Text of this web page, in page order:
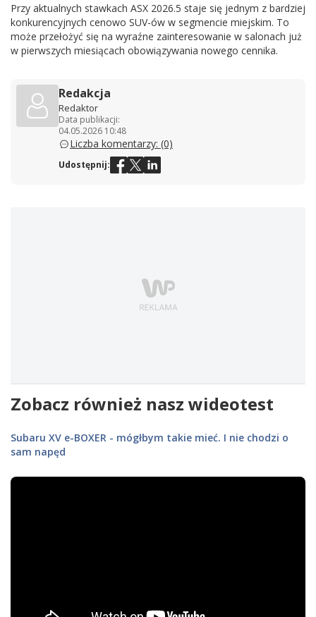
Przy aktualnych stawkach ASX 2026.5 staje się jednym z bardziej
konkurencyjnych cenowo SUV-ów w segmencie miejskim. To
może przełożyć się na wyraźne zainteresowanie w salonach już
w pierwszych miesiącach obowiązywania nowego cennika.
Redakcja
Redaktor
Data publikacji:
04.05.2026 10:48
Liczba komentarzy: (0)
Udostępnij:
Zobacz również nasz wideotest
Subaru XV e-BOXER - mógłbym takie mieć. I nie chodzi o
sam napęd